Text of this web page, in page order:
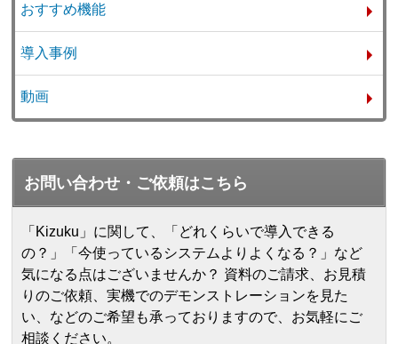
おすすめ機能
導入事例
動画
お問い合わせ・ご依頼はこちら
「Kizuku」に関して、「どれくらいで導入できる
の？」「今使っているシステムよりよくなる？」など
気になる点はございませんか？ 資料のご請求、お見積
りのご依頼、実機でのデモンストレーションを見た
い、などのご希望も承っておりますので、お気軽にご
相談ください。